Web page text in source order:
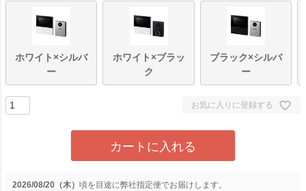
ホワイト×シルバ
ー
ホワイト×ブラッ
ク
ブラック×シルバ
ー
お気に入りに登録する
カートに入れる
2026/08/20（木） に弊社指定便でお届けします。